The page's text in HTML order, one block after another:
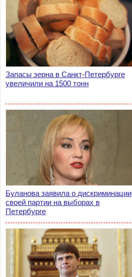
Запасы зерна в Санкт-Петербурге
увеличили на 1500 тонн
Буланова заявила о дискриминации
своей партии на выборах в
Петербурге